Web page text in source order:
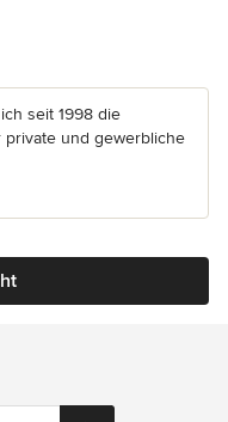
5 Sternen
seit 1998 die
und gewerbliche